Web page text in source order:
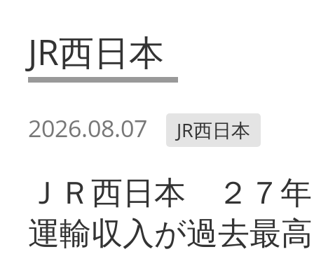
JR西日本
2026.08.07 JR西日本
ＪＲ西日本 ２７
運輸収入が過去最高